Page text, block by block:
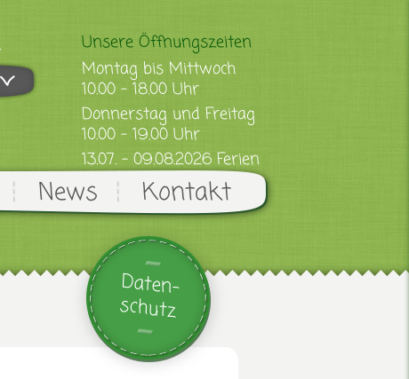
News Kontakt
Unsere Öffnungszeiten
Montag bis Mittwoch
10.00 - 18.00 Uhr
Donnerstag und Freitag
10.00 - 19.00 Uhr
13.07. - 09.08.2026 Ferien
Daten-
schutz